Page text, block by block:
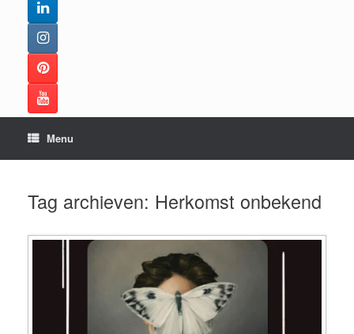
Menu
Tag archieven: Herkomst onbekend